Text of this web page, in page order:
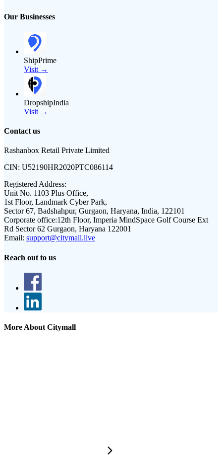
Our Businesses
ShipPrime
Visit →
DropshipIndia
Visit →
Contact us
Rashanbox Retail Private Limited
CIN: U52190HR2020PTC086114
Registered Address:
Unit No. 1103 Plus Office,
1st Floor, Landmark Cyber Park,
Sector 67, Badshahpur, Gurgaon, Haryana, India, 122101
Corporate office:12th Floor, Imperia MindSpace Golf Course Ext
Rd Sector 62 Gurgaon, Haryana 122001
Email: support@citymall.live
Reach out to us
More About Citymall